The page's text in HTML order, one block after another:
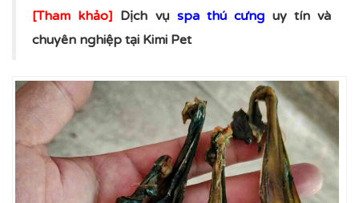
[Tham khảo] Dịch vụ spa thú cưng uy tín và
chuyên nghiệp tại Kimi Pet